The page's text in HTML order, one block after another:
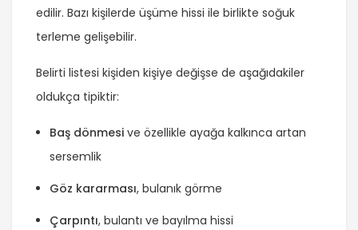
edilir. Bazı kişilerde üşüme hissi ile birlikte soğuk
terleme gelişebilir.
Belirti listesi kişiden kişiye değişse de aşağıdakiler
oldukça tipiktir:
Baş dönmesi ve özellikle ayağa kalkınca artan
sersemlik
Göz kararması, bulanık görme
Çarpıntı, bulantı ve bayılma hissi